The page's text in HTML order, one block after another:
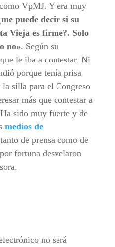
VpMJ. Y era muy
me puede decir si su
Vieja es firme?. Solo
no». Según su
le iba a contestar. Ni
porque tenía prisa
silla para el Congreso
más que contestar a
sido muy fuerte y de
medios de
de prensa como de
fortuna desvelaron
no será